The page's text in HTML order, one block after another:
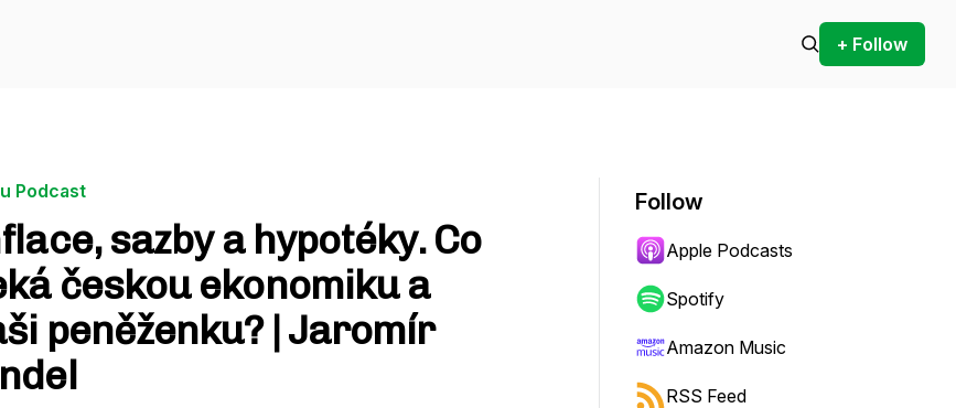
+ Follow
Podcast
sazby a hypotéky. Co
českou ekonomiku a
peněženku? | Jaromír
Follow
Apple Podcasts
Spotify
Amazon Music
RSS Feed